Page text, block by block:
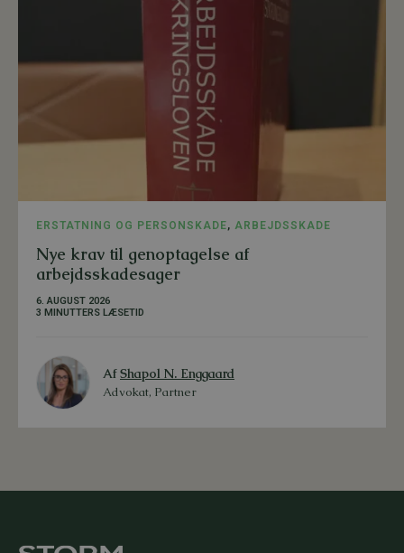
ERSTATNING OG PERSONSKADE, ARBEJDSSKADE
Nye krav til genoptagelse af
arbejdsskadesager
6. AUGUST 2026
3 MINUTTERS LÆSETID
AfShapol N. Enggaard
Advokat, Partner